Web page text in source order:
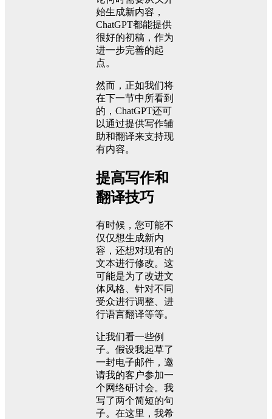
始生成新内容，
ChatGPT都能提供
很好的初稿，作为
进一步完善的起
点。
然而，正如我们将
在下一节中所看到
的，ChatGPT还可
以通过提供写作辅
助和翻译来支持现
有内容。
提高写作和
翻译技巧
有时候，您可能不
仅仅想生成新内
容，还想对现有的
文本进行修改。这
可能是为了改进文
体风格、针对不同
受众进行调整、进
行语言翻译等等。
让我们看一些例
子。假设我起草了
一封电子邮件，邀
请我的客户参加一
个网络研讨会。我
写了两个简短的句
子。在这里，我希